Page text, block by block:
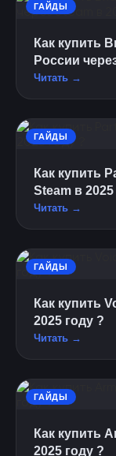
ГАЙДЫ
Как купить
России
Читать →
ГАЙДЫ
Как купить Party
Steam в 2025
Читать →
ГАЙДЫ
Как купить Void Crew в
2025 году ?
Читать →
ГАЙДЫ
Как купить Arma 2 в России
2025 году ?